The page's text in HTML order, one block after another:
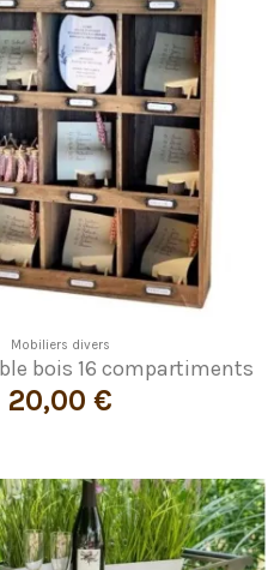
Mobiliers divers
bois 16 compartiments
20,00 €